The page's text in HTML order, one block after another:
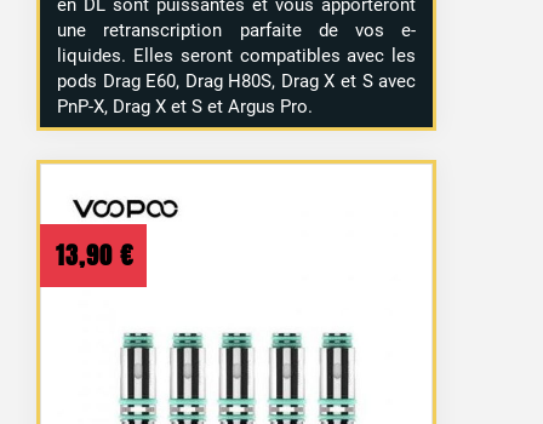
une retranscription parfaite de vos e-
liquides. Elles seront compatibles avec les
pods Drag E60, Drag H80S, Drag X et S avec
PnP-X, Drag X et S et Argus Pro.
13,90 €